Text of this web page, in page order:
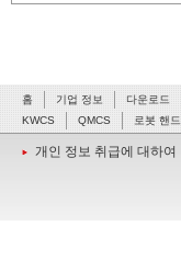
홈 기업 정보 다운로드
KWCS
QMCS 로봇 핸드
개인 정보 취급에 대하여